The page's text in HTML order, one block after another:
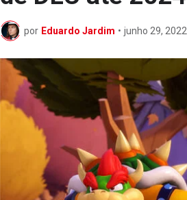
por Eduardo Jardim • junho 29, 2022